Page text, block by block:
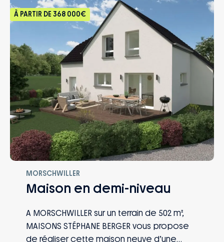
À PARTIR DE 368 000€
MORSCHWILLER
Maison en demi-niveau
A MORSCHWILLER sur un terrain de 502 m²,
MAISONS STÉPHANE BERGER vous propose
de réaliser cette maison neuve d’une